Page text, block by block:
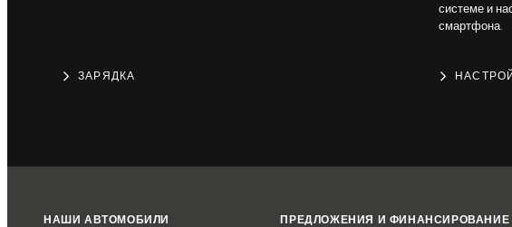
ЗАРЯДКА
системе и
смартфона.
НАШИ АВТОМОБИЛИ ПРЕДЛОЖЕНИЯ И ФИНАНСИРОВАНИЕ